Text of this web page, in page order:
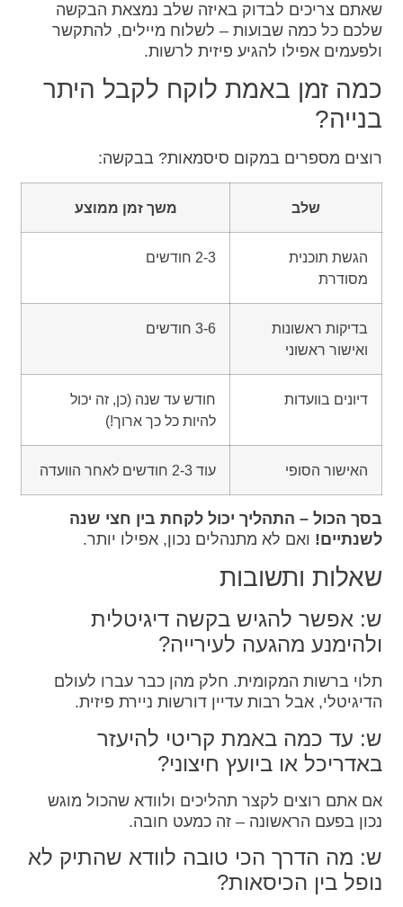
שאתם צריכים לבדוק באיזה שלב נמצאת הבקשה
שלכם כל כמה שבועות – לשלוח מיילים, להתקשר
ולפעמים אפילו להגיע פיזית לרשות.
כמה זמן באמת לוקח לקבל היתר
בנייה?
רוצים מספרים במקום סיסמאות? בבקשה:
שלב משך זמן ממוצע
הגשת תוכנית
מסודרת
2-3 חודשים
בדיקות ראשונות
ואישור ראשוני
3-6 חודשים
דיונים בוועדות
חודש עד שנה (כן, זה יכול
להיות כל כך ארוך!)
האישור הסופי עוד 2-3 חודשים לאחר הוועדה
בסך הכול – התהליך יכול לקחת בין חצי שנה
לשנתיים! ואם לא מתנהלים נכון, אפילו יותר.
שאלות ותשובות
ש: אפשר להגיש בקשה דיגיטלית
ולהימנע מהגעה לעירייה?
תלוי ברשות המקומית. חלק מהן כבר עברו לעולם
הדיגיטלי, אבל רבות עדיין דורשות ניירת פיזית.
ש: עד כמה באמת קריטי להיעזר
באדריכל או ביועץ חיצוני?
אם אתם רוצים לקצר תהליכים ולוודא שהכול מוגש
נכון בפעם הראשונה – זה כמעט חובה.
ש: מה הדרך הכי טובה לוודא שהתיק לא
נופל בין הכיסאות?